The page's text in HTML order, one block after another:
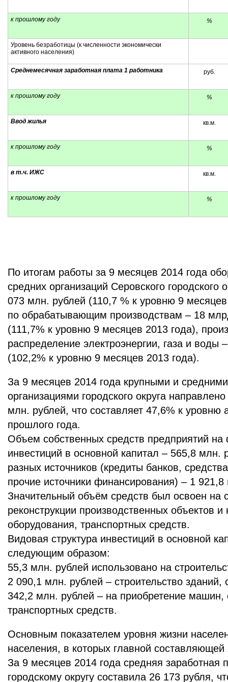
к прошлому году %
Уровень безработицы (к численности экономически
активного населения)
Среднемесячная заработная плата 1 работника руб.
к прошлому году %
Ввод жилья кв.м.
к прошлому году %
в т.ч. ИЖС кв.м.
к прошлому году %
По итогам работы за 9 месяцев 2014 года
средних организаций Серовского городского
073 млн. рублей (110,7 % к уровню 9
по обрабатывающим производствам – 18
(111,7% к уровню 9 месяцев 2013 года),
распределение электроэнергии, газа и воды
(102,2% к уровню 9 месяцев 2013 года).
За 9 месяцев 2014 года крупными и
организациями городского округа
млн. рублей, что составляет 47,6% к уровню
прошлого года.
Объем собственных средств предприятий на
инвестиций в основной капитал – 565,8 млн.
разных источников (кредиты банков,
прочие источники финансирования) – 1
Значительный объём средств был освоен на
реконструкции производственных объектов
оборудования, транспортных средств.
Видовая структура инвестиций в основной
следующим образом:
55,3 млн. рублей использовано на
2 090,1 млн. рублей – строительство зданий,
342,2 млн. рублей – на приобретение машин,
транспортных средств.
Основным показателем уровня жизни
населения, в которых главной составляющей
За 9 месяцев 2014 года средняя заработная
городскому округу составила 26 173 рубля,